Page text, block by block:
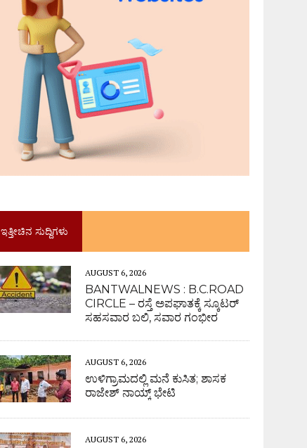
ಇತ್ತೀಚಿನ ಸುದ್ದಿಗಳು
AUGUST 6, 2026
BANTWALNEWS : B.C.ROAD
CIRCLE – ರಸ್ತೆ ಅಪಘಾತಕ್ಕೆ ಸ್ಕೂಟರ್
ಸಹಸವಾರ ಬಲಿ, ಸವಾರ ಗಂಭೀರ
AUGUST 6, 2026
ಉಳಿಗ್ರಾಮದಲ್ಲಿ ಮನೆ ಕುಸಿತ; ಶಾಸಕ
ರಾಜೇಶ್ ನಾಯ್ಕ್ ಭೇಟಿ
AUGUST 6, 2026